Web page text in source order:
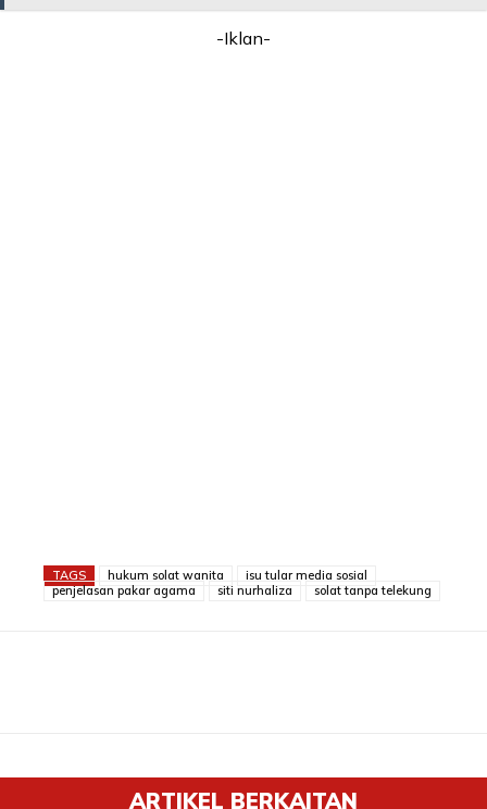
-Iklan-
TAGS hukum solat wanita
isu tular media sosial
penjelasan pakar agama
siti nurhaliza solat tanpa telekung
ARTIKEL BERKAITAN